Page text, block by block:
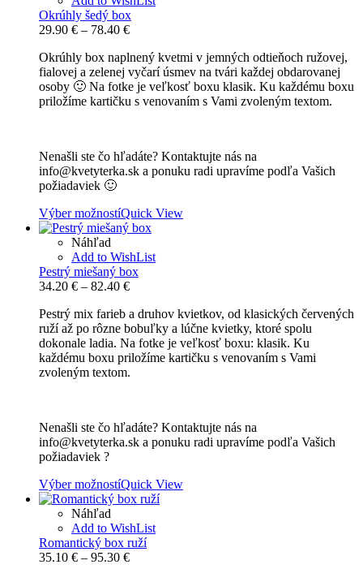
Okrúhly šedý box
29.90 € – 78.40 €Price
29.90 €
through
78.40 €
Okrúhly box naplnený kvetmi v jemných odtieňoch ružovej,
fialovej a zelenej vyčarí úsmev na tvári každej obdarovanej
osoby 🙂 Na fotke je veľkosť boxu klasik. Ku každému boxu
priložíme kartičku s venovaním s Vami zvoleným textom.
Nenašli ste čo hľadáte? Kontaktujte nás na
info@kvetyterka.sk a ponuku radi upravíme podľa Vašich
požiadaviek 🙂
Výber možnostíQuick View
Náhľad
Add to WishList
Pestrý miešaný box
34.20 € – 82.40 €Price
34.20 €
through
82.40 €
Pestrý mix farieb a druhov kvietkov, od klasických červených
ruží až po rôzne bobuľky a lúčne kvietky, ktoré spolu
dokonale ladia. Na fotke je veľkosť boxu: klasik. Ku
každému boxu priložíme kartičku s venovaním s Vami
zvoleným textom.
Nenašli ste čo hľadáte? Kontaktujte nás na
info@kvetyterka.sk a ponuku radi upravíme podľa Vašich
požiadaviek ?
Výber možnostíQuick View
Náhľad
Add to WishList
Romantický box ruží
35.10 € – 95.30 €Price